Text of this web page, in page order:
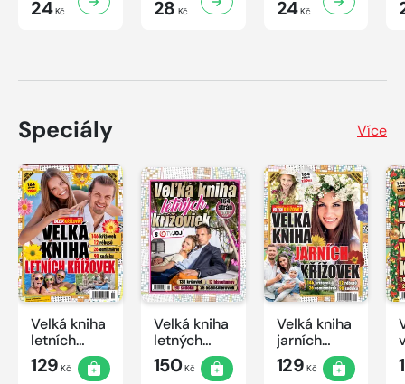
24Kč 28 Kč 24Kč
Speciály Více
Velká kniha
letních
křížovek
2026
129 Kč
Velká kniha
letných
krížoviek s
TV JOJ
150Kč
Velká kniha
jarních
křížovek
2026
129 Kč